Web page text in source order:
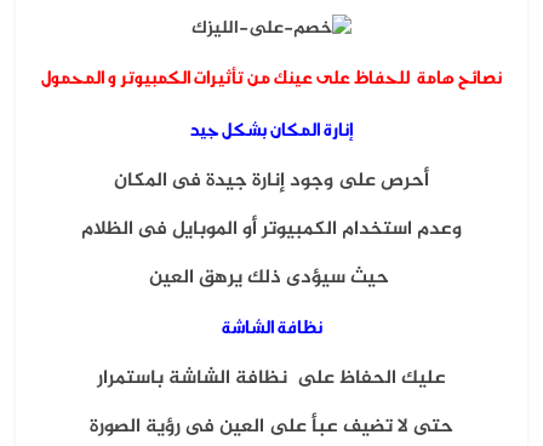
نصائح هامة للحفاظ على عينك من تأثيرات الكمبيوتر و المحمول
إنارة المكان بشكل جيد
أحرص على وجود إنارة جيدة فى المكان
وعدم استخدام الكمبيوتر أو الموبايل فى الظلام
حيث سيؤدى ذلك يرهق العين
نظافة الشاشة
عليك الحفاظ على نظافة الشاشة باستمرار
حتى لا تضيف عبأ على العين فى رؤية الصورة